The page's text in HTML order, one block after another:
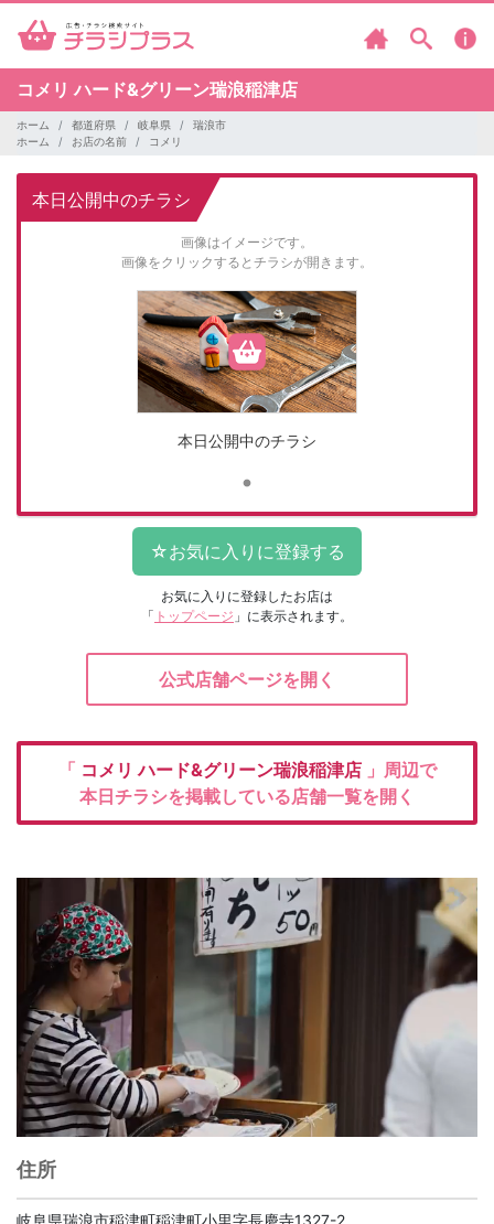
コメリハード&グリーン瑞浪稲津店
ホーム 都道府県 岐阜県
瑞浪市
ホーム
お店の名前 コメリ
本日公開中のチラシ
画像はイメージです。
画像をクリックするとチラシが開きます。
本日公開中のチラシ
お気に入りに登録したお店は
「 トップページ 」に表示されます。
公式店舗ページを開く
「 コメリハード&グリーン瑞浪稲津店 」周辺で
本日チラシを掲載している店舗一覧を開く
住所
岐阜県瑞浪市稲津町稲津町小里字長慶寺1327-2